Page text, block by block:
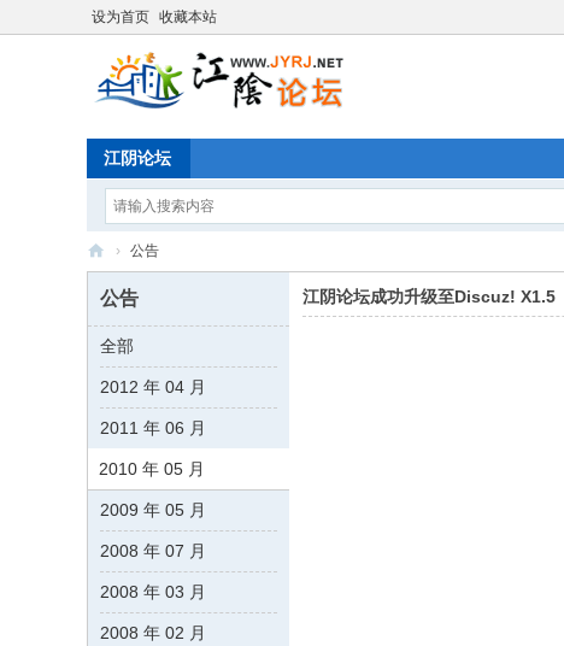
设为首页 收藏本站
江阴论坛
论
坛
› 公告
江阴论坛成功升级至Discuz! X1.5
公告
全部
2012 年 04 月
2011 年 06 月
2010 年 05 月
2009 年 05 月
2008 年 07 月
2008 年 03 月
2008 年 02 月